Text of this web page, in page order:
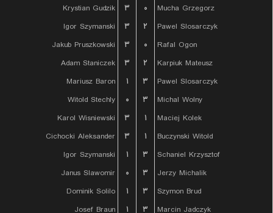
Krystian Gudzik
۳ ۰
Mucha Grzegorz
Igor Szymanski
۳ ۲
Pawel Slosarczyk
Jakub Pruszkowski
۳ ۰
Rafal Ogon
Adam Staniczek
۳ ۲
Karpiuk Mateusz
Mariusz Baron
۱ ۳
Pawel Slosarczyk
Witold Stechly
۰ ۳
Michal Wolny
Karol Wisniewski
۳ ۱
Maciej Kolek
Cichocki Aleksander
۳ ۱
Buczynski Witold
Igor Szymanski
۱ ۳
Schaniel Krzysztof
Janus Slawomir
۰ ۳
Jerzy Michalik
Dominik Solilo
۱ ۳
Szymon Brud
Josef Braun
۱ ۳ Marcin Jadczyk